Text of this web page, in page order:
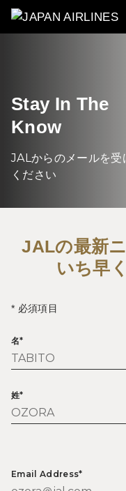
Stay In The
Know
JALからのメールを
ください
JALの最新
いち早
* 必須項目
名*
姓*
Email Address*